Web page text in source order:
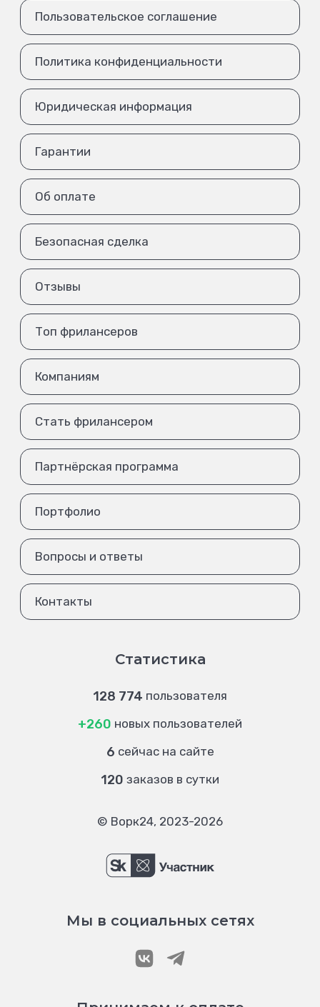
Пользовательское соглашение
Политика конфиденциальности
Юридическая информация
Гарантии
Об оплате
Безопасная сделка
Отзывы
Топ фрилансеров
Компаниям
Стать фрилансером
Партнёрская программа
Портфолио
Вопросы и ответы
Контакты
Статистика
128 774 пользователя
+260 новых пользователей
6 сейчас на сайте
120 заказов в сутки
© Ворк24, 2023-2026
Мы в социальных сетях